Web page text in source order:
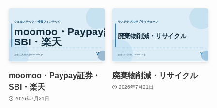
moomoo・Paypay証券・
SBI・楽天
2026年7月21日
廃棄物削減・リサイクル
2026年7月21日